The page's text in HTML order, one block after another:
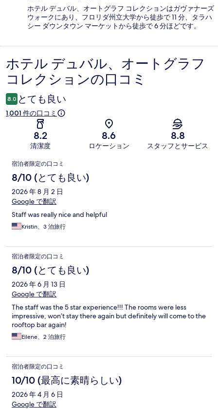
ホテル デュバル、オートグラフ コレクションはガヴァナーズ
ウォークにあり、フロリダ州立大学から徒歩で 11 分、タラハ
シー ダウンタウン マーケットから徒歩で 6 分ほどです。
口
コ
ミ
ホテル デュバル、オートグラフ
コレクションの口コミ
8.0 とても良い
1,001 件の口コミ
8.2
清潔度
8.6
ロケーション
8.8
スタッフとサービス
口
コ
ミ
宿泊者限定の口コミ
8/10 (とても良い)
2026 年 8 月 2 日
Google で翻訳
Staff was really nice and helpful
Kristin、3 泊旅行
宿泊者限定の口コミ
8/10 (とても良い)
2026 年 6 月 13 日
Google で翻訳
The staff was the 5 star experience!!! The rooms were less
impressive, won’t stay there again but definitely will come to the
rooftop bar again!
Eilene、2 泊旅行
宿泊者限定の口コミ
10/10 (最高に素晴らしい)
2026 年 4 月 6 日
Google で翻訳